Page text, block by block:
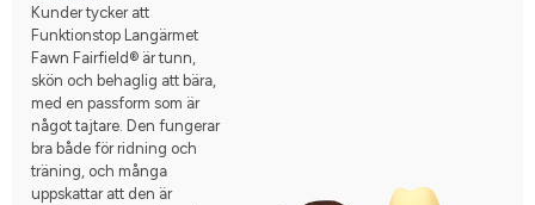
Kunder tycker att
Funktionstop Langärmet
Fawn Fairfield® är tunn,
skön och behaglig att bära,
med en passform som är
något tajtare. Den fungerar
bra både för ridning och
träning, och många
uppskattar att den är